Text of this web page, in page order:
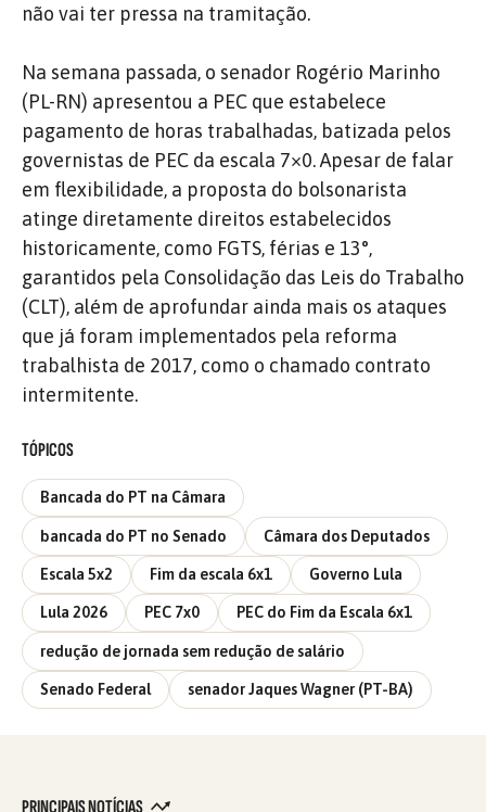
não vai ter pressa na tramitação.
Na semana passada, o senador Rogério Marinho
(PL-RN) apresentou a PEC que estabelece
pagamento de horas trabalhadas, batizada pelos
governistas de PEC da escala 7×0. Apesar de falar
em flexibilidade, a proposta do bolsonarista
atinge diretamente direitos estabelecidos
historicamente, como FGTS, férias e 13°,
garantidos pela Consolidação das Leis do Trabalho
(CLT), além de aprofundar ainda mais os ataques
que já foram implementados pela reforma
trabalhista de 2017, como o chamado contrato
intermitente.
TÓPICOS
Bancada do PT na Câmara
bancada do PT no Senado Câmara dos Deputados
Escala 5x2 Fim da escala 6x1 Governo Lula
Lula 2026 PEC 7x0 PEC do Fim da Escala 6x1
redução de jornada sem redução de salário
Senado Federal senador Jaques Wagner (PT-BA)
PRINCIPAIS NOTÍCIAS